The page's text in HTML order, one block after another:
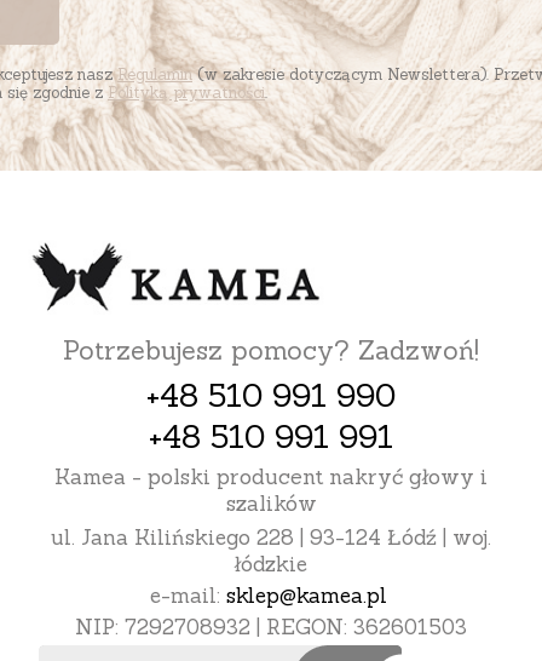
naszRegulamin(w zakresie dotyczącym Newslettera).
się zgodnie zPolityką prywatności.
Potrzebujesz pomocy? Zadzwoń!
+48 510 991 990
+48 510 991 991
Kamea - polski producent nakryć głowy i
szalików
ul. Jana Kilińskiego 228 | 93-124 Łódź | woj.
łódzkie
e-mail: sklep@kamea.pl
NIP: 7292708932 | REGON: 362601503